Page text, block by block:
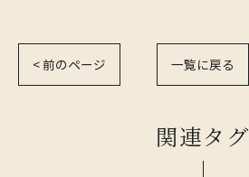
< 前のページ 一覧に戻る
関連タグ